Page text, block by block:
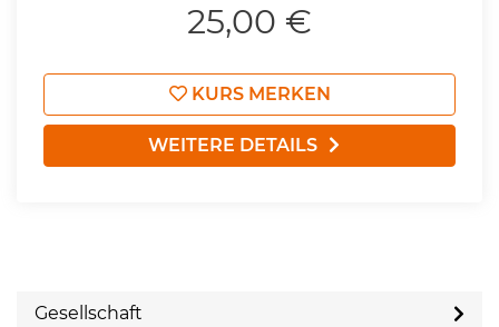
25,00 €
KURS MERKEN
WEITERE DETAILS
Gesellschaft